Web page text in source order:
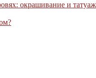
окрашивание и татуаж